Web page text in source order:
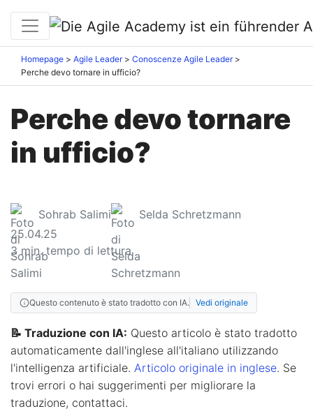
Homepage Agile Leader
Conoscenze Agile Leader
Perche devo tornare in ufficio?
Perche devo tornare
in ufficio?
Sohrab Salimi
Selda Schretzmann
25.04.25
3min. tempo di lettura
Questo contenuto è stato tradotto con IA. Vedi originale
📝 Traduzione con IA: Questo articolo è stato tradotto
automaticamente dall'inglese all'italiano utilizzando
l'intelligenza artificiale. Articolo originale in inglese. Se
trovi errori o hai suggerimenti per migliorare la
traduzione, contattaci.